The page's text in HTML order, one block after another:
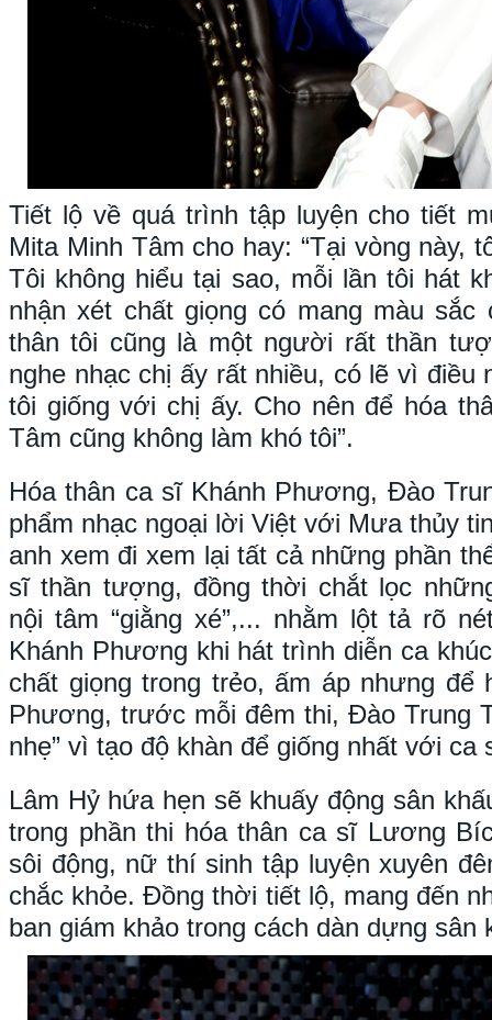
Tiết lộ về quá trình tập luyện cho tiết
Mita Minh Tâm cho hay: “Tại vòng này,
Tôi không hiểu tại sao, mỗi lần tôi hát
nhận xét chất giọng có mang màu sắc
thân tôi cũng là một người rất thần
nghe nhạc chị ấy rất nhiều, có lẽ vì điều
tôi giống với chị ấy. Cho nên để hóa
Tâm cũng không làm khó tôi”.
Hóa thân ca sĩ Khánh Phương, Đào
phẩm nhạc ngoại lời Việt với Mưa thủy
anh xem đi xem lại tất cả những phần
sĩ thần tượng, đồng thời chắt lọc
nội tâm “giằng xé”,... nhằm lột tả rõ
Khánh Phương khi hát trình diễn ca
chất giọng trong trẻo, ấm áp nhưng để
Phương, trước mỗi đêm thi, Đào Trung
nhẹ” vì tạo độ khàn để giống nhất với
Lâm Hỷ hứa hẹn sẽ khuấy động sân
trong phần thi hóa thân ca sĩ Lương
sôi động, nữ thí sinh tập luyện xuyên
chắc khỏe. Đồng thời tiết lộ, mang đến
ban giám khảo trong cách dàn dựng sân